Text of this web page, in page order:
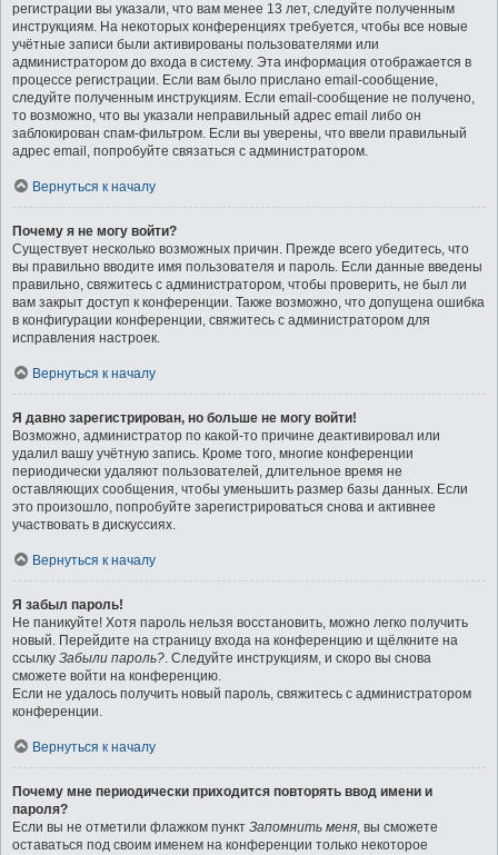
регистрации вы указали, что вам менее 13 лет, следуйте полученным
инструкциям. На некоторых конференциях требуется, чтобы все новые
учётные записи были активированы пользователями или
администратором до входа в систему. Эта информация отображается в
процессе регистрации. Если вам было прислано email-сообщение,
следуйте полученным инструкциям. Если email-сообщение не получено,
то возможно, что вы указали неправильный адрес email либо он
заблокирован спам-фильтром. Если вы уверены, что ввели правильный
адрес email, попробуйте связаться с администратором.
Вернуться к началу
Почему я не могу войти?
Существует несколько возможных причин. Прежде всего убедитесь, что
вы правильно вводите имя пользователя и пароль. Если данные введены
правильно, свяжитесь с администратором, чтобы проверить, не был ли
вам закрыт доступ к конференции. Также возможно, что допущена ошибка
в конфигурации конференции, свяжитесь с администратором для
исправления настроек.
Вернуться к началу
Я давно зарегистрирован, но больше не могу войти!
Возможно, администратор по какой-то причине деактивировал или
удалил вашу учётную запись. Кроме того, многие конференции
периодически удаляют пользователей, длительное время не
оставляющих сообщения, чтобы уменьшить размер базы данных. Если
это произошло, попробуйте зарегистрироваться снова и активнее
участвовать в дискуссиях.
Вернуться к началу
Я забыл пароль!
Не паникуйте! Хотя пароль нельзя восстановить, можно легко получить
новый. Перейдите на страницу входа на конференцию и щёлкните на
ссылку Забыли пароль?. Следуйте инструкциям, и скоро вы снова
сможете войти на конференцию.
Если не удалось получить новый пароль, свяжитесь с администратором
конференции.
Вернуться к началу
Почему мне периодически приходится повторять ввод имени и
пароля?
Если вы не отметили флажком пункт Запомнить меня, вы сможете
оставаться под своим именем на конференции только некоторое